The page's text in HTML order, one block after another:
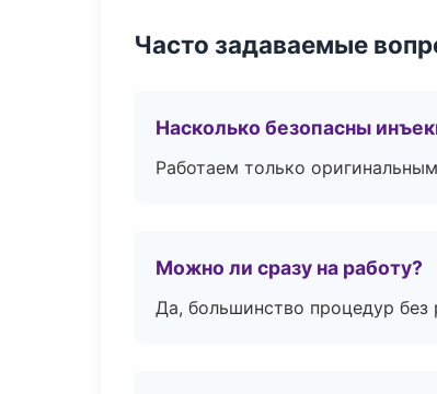
Часто задаваемые
Насколько безопасны
Работаем только
Можно ли сразу на работу?
Да, большинство процедур